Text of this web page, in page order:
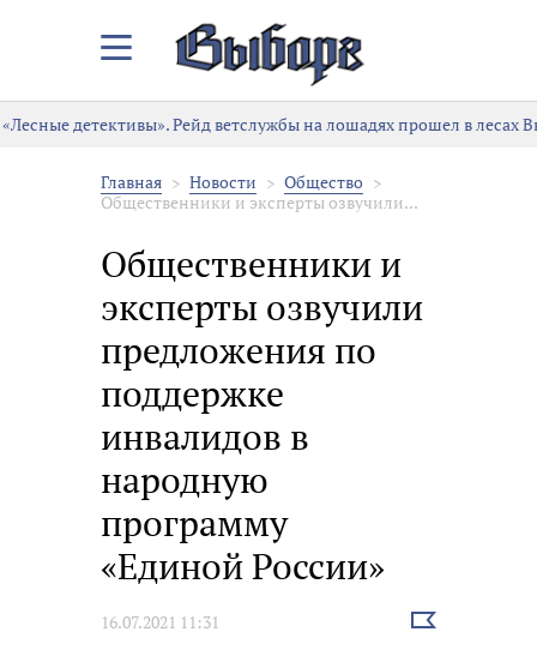
Закрыть/
меню
детективы». Рейд ветслужбы на лошадях прошел в лесах
Главная Новости
Общество
Общественники и эксперты озвучили...
Общественники и
эксперты озвучили
предложения по
поддержке
инвалидов в
народную
программу
«Единой России»
16.07.2021 11:31
Выбрать